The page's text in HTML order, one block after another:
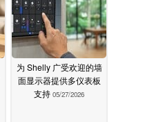
为 Shelly 广受欢迎的墙
面显示器提供多仪表板
支持 05/27/2026